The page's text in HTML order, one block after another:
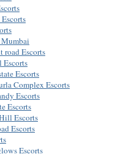
road Escorts
Escorts
Complex Escorts
Escorts
Escorts
Escorts
Escorts
Escorts